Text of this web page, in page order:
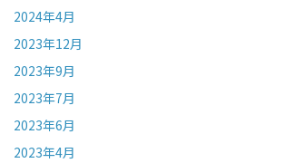
2024年4月
2023年12月
2023年9月
2023年7月
2023年6月
2023年4月